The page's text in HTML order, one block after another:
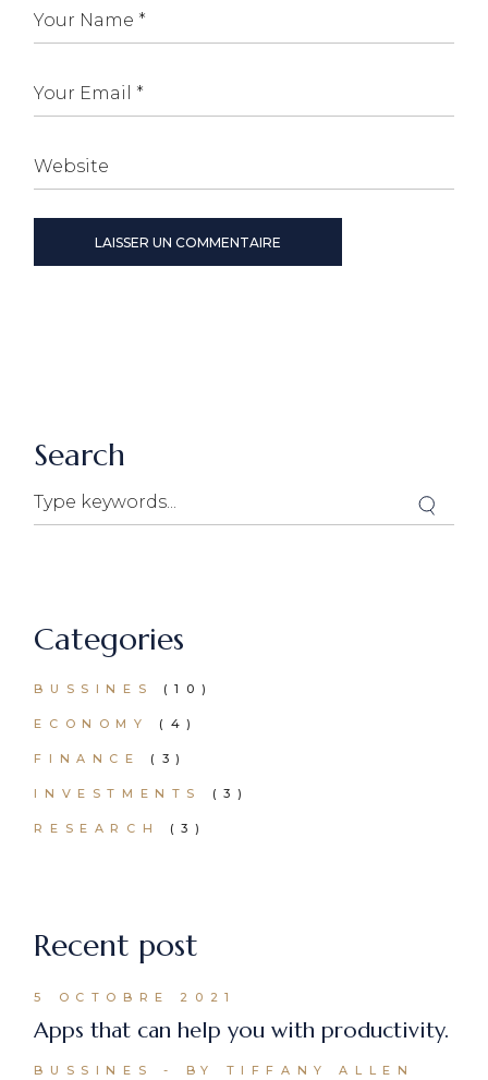
LAISSER UN COMMENTAIRE
Search
Categories
BUSSINES (10)
ECONOMY (4)
FINANCE (3)
INVESTMENTS (3)
RESEARCH (3)
Recent post
5 OCTOBRE 2021
Apps that can help you with productivity.
BUSSINES BY TIFFANY ALLEN